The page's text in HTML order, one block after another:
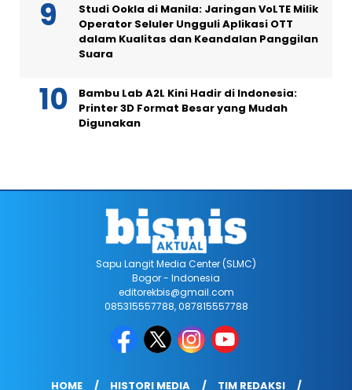
Studi Ookla di Manila: Jaringan VoLTE Milik
Operator Seluler Ungguli Aplikasi OTT
dalam Kualitas dan Keandalan Panggilan
Suara
Bambu Lab A2L Kini Hadir di Indonesia:
Printer 3D Format Besar yang Mudah
Digunakan
Sapu Langit Media Center (SLMC)
Bogor - Indonesia
editorekbis@gmail.com
085315557788, 087815557788
HOME HISTORI MEDIA TIM REDAKSI